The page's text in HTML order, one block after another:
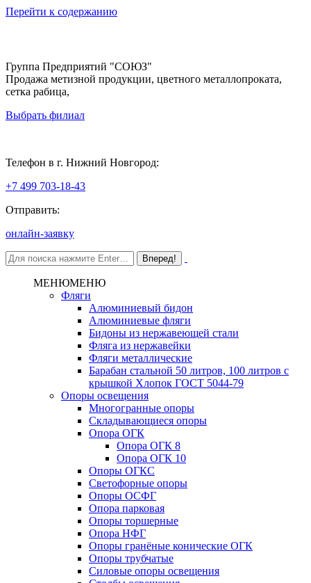
Перейти к содержанию
Группа Предприятий "СОЮЗ"
Продажа метизной продукции, цветного металлопроката,
сетка рабица,
Выбрать филиал
Телефон в г. Нижний Новгород:
+7 499 703-18-43
Отправить:
онлайн-заявку
МЕНЮМЕНЮ
Фляги
Алюминиевый бидон
Алюминиевые фляги
Бидоны из нержавеющей стали
Фляга из нержавейки
Фляги металлические
Барабан стальной 50 литров, 100 литров с
крышкой Хлопок ГОСТ 5044-79
Опоры освещения
Многогранные опоры
Складывающиеся опоры
Опора ОГК
Опора ОГК 8
Опора ОГК 10
Опоры ОГКС
Светофорные опоры
Опоры ОСФГ
Опора парковая
Опоры торшерные
Опора НФГ
Опоры гранёные конические ОГК
Опоры трубчатые
Силовые опоры освещения